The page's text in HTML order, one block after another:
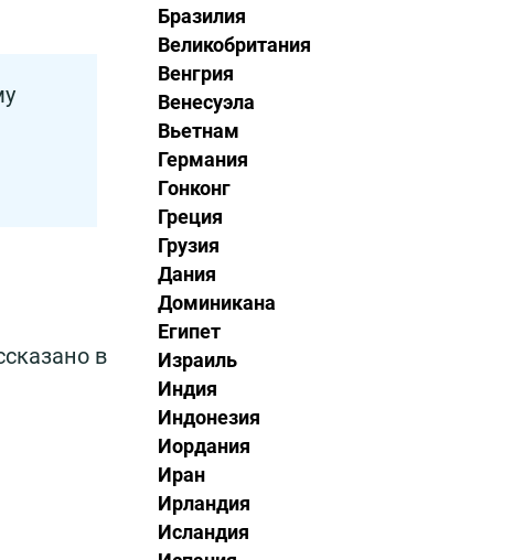
в
Бразилия
Великобритания
Венгрия
Венесуэла
Вьетнам
Германия
Гонконг
Греция
Грузия
Дания
Доминикана
Египет
Израиль
Индия
Индонезия
Иордания
Иран
Ирландия
Исландия